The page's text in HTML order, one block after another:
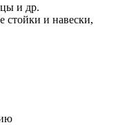
и др.
стойки и навески,